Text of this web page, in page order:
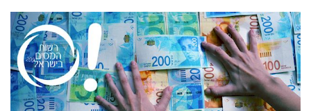
ומחקרים
דעות
רכילות
עסקית